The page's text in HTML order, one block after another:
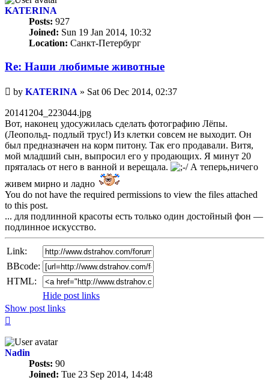
KATERINA
Posts: 927
Joined: Sun 19 Jan 2014, 10:32
Location: Санкт-Петербург
Re: Наши любимые животные
Unread
post
by KATERINA » Sat 06 Dec 2014, 02:37
20141204_223044.jpg
Вот, наконец удосужилась сделать фотографию Лёпы.
(Леопольд- подлый трус!) Из клетки совсем не выходит. Он
был предназначен на корм питону. Так его продавали. Витя,
мой младший сын, выпросил его у продающих. Я минут 20
пряталась от него в ванной и верещала.
А теперь,ничего
живем мирно и ладно
You do not have the required permissions to view the files attached
to this post.
... для подлинной красоты есть только один достойный фон —
подлинное искусство.
Link:
BBcode:
HTML:
Hide post links
Show post links
Nadin
Posts: 90
Joined: Tue 23 Sep 2014, 14:48